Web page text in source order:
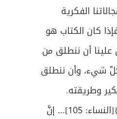
الفكرية
كان الكتاب هو
علينا أن ننطلق من
شيء، وأن ننطلق
وطريقته.
}[النساء: 105]... إنَّ